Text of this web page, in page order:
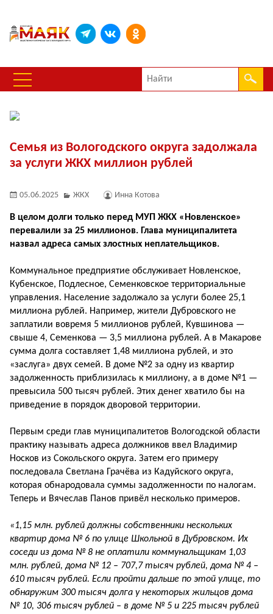
Семья из Вологодского округа задолжала
за услуги ЖКХ миллион рублей
05.06.2025 ЖКХ Инна Котова
В целом долги только перед МУП ЖКХ «Новленское»
перевалили за 25 миллионов. Глава муниципалитета
назвал адреса самых злостных неплательщиков.
Коммунальное предприятие обслуживает Новленское,
Кубенское, Подлесное, Семенковское территориальные
управления. Население задолжало за услуги более 25,1
миллиона рублей. Например, жители Дубровского не
заплатили вовремя 5 миллионов рублей, Кувшинова —
свыше 4, Семенкова — 3,5 миллиона рублей. А в Макарове
сумма долга составляет 1,48 миллиона рублей, и это
«заслуга» двух семей. В доме №2 за одну из квартир
задолженность приблизилась к миллиону, а в доме №1 —
превысила 500 тысяч рублей. Этих денег хватило бы на
приведение в порядок дворовой территории.
Первым среди глав муниципалитетов Вологодской области
практику называть адреса должников ввел Владимир
Носков из Сокольского округа. Затем его примеру
последовала Светлана Грачёва из Кадуйского округа,
которая обнародовала суммы задолженности по налогам.
Теперь и Вячеслав Панов привёл несколько примеров.
«1,15 млн. рублей должны собственники нескольких
квартир дома № 6 по улице Школьной в Дубровском. Их
соседи из дома № 8 не оплатили коммунальщикам 1,03
млн. рублей, дома № 12 – 707,7 тысяч рублей, дома № 4 –
610 тысяч рублей. Если пройти дальше по этой улице, то
обнаружим 300 тысяч долга у некоторых жильцов дома
№ 10, 306 тысяч рублей – в доме № 5 и 225 тысяч рублей